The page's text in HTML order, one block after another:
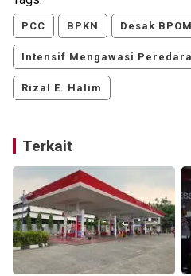
PCC BPKN Desak BPOM
Intensif Mengawasi
Rizal E. Halim
Terkait